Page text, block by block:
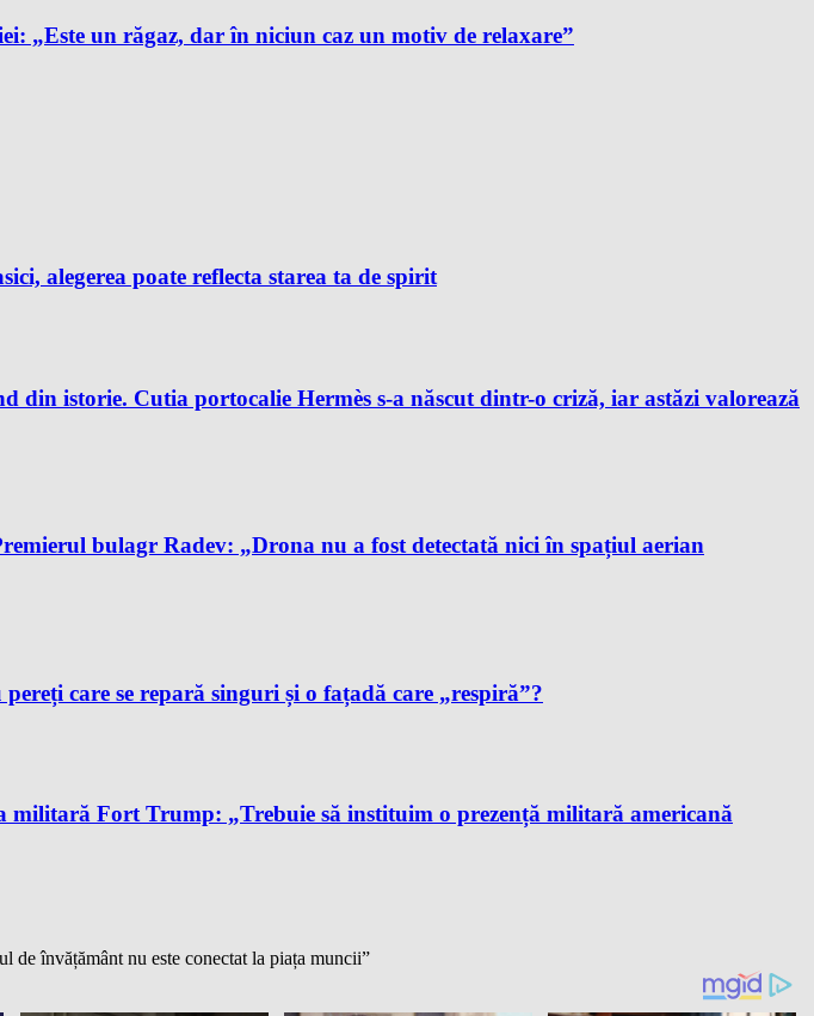
„Este un răgaz, dar în niciun caz un motiv de relaxare”
alegerea poate reflecta starea ta de spirit
istorie. Cutia portocalie Hermès s-a născut dintr-o criză, iar astăzi valorează
bulagr Radev: „Drona nu a fost detectată nici în spațiul aerian
care se repară singuri și o fațadă care „respiră”?
militară Fort Trump: „Trebuie să instituim o prezență militară americană
de învățământ nu este conectat la piața muncii”